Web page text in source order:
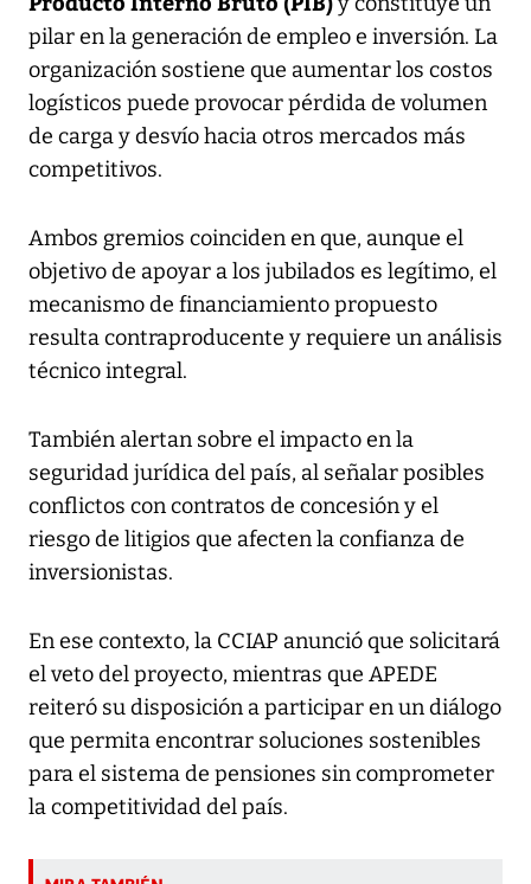
pilar en la generación de empleo e inversión. La
organización sostiene que aumentar los costos
logísticos puede provocar pérdida de volumen
de carga y desvío hacia otros mercados más
competitivos.
Ambos gremios coinciden en que, aunque el
objetivo de apoyar a los jubilados es legítimo, el
mecanismo de financiamiento propuesto
resulta contraproducente y requiere un análisis
técnico integral.
También alertan sobre el impacto en la
seguridad jurídica del país, al señalar posibles
conflictos con contratos de concesión y el
riesgo de litigios que afecten la confianza de
inversionistas.
En ese contexto, la CCIAP anunció que solicitará
el veto del proyecto, mientras que APEDE
reiteró su disposición a participar en un diálogo
que permita encontrar soluciones sostenibles
para el sistema de pensiones sin comprometer
la competitividad del país.